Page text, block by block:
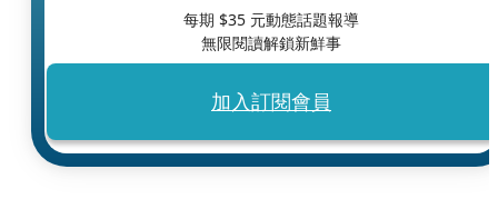
每期 $35 元動態話題報導
無限閱讀解鎖新鮮事
加入訂閱會員